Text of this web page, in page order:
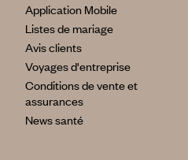
Application Mobile
Listes de mariage
Avis clients
Voyages d'entreprise
Conditions de vente et
assurances
News santé